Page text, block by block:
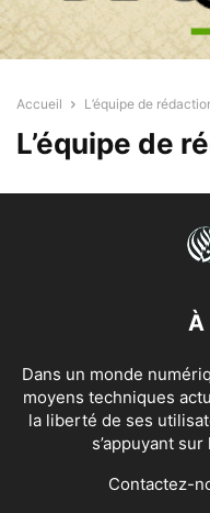
Accueil L’équipe de
L’équipe de
À
Dans un monde
moyens techniques
la liberté de ses
s’appuyant
Contactez-